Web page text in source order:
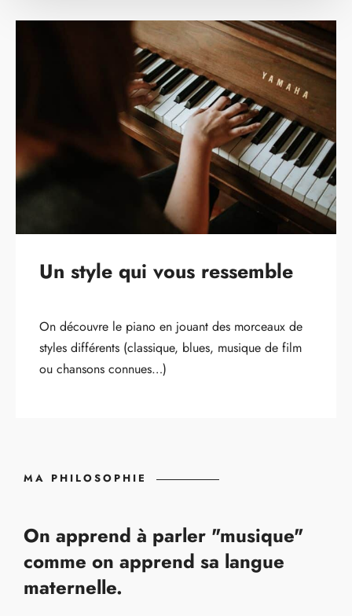
Un style qui vous ressemble
On découvre le piano en jouant des morceaux de
styles différents (classique, blues, musique de film
ou chansons connues…)
MA PHILOSOPHIE
On apprend à parler "musique"
comme on apprend sa langue
maternelle.